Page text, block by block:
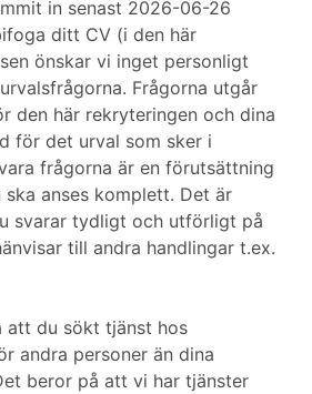
in senast 2026-06-26
ditt CV (i den här
önskar vi inget personligt
Frågorna utgår
den här rekryteringen och dina
för det urval som sker i
frågorna är en förutsättning
anses komplett. Det är
svarar tydligt och utförligt på
till andra handlingar t.ex.
att du sökt tjänst hos
andra personer än dina
beror på att vi har tjänster